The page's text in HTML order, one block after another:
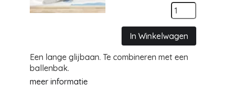
In Winkelwagen
Een lange glijbaan. Te combineren met een
ballenbak.
meer informatie